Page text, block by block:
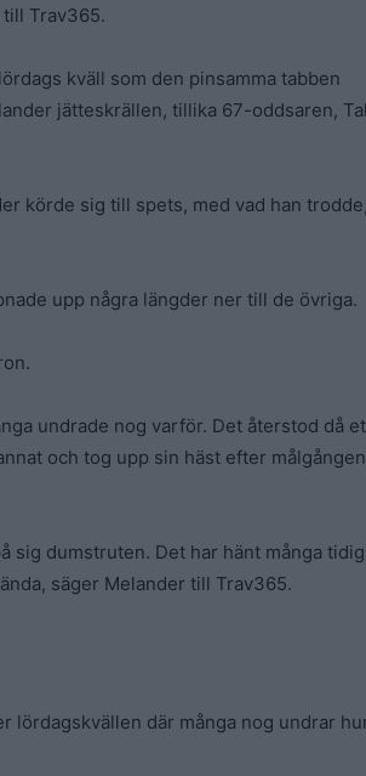
Trav365.
kväll som den pinsamma tabben
jätteskrällen, tillika 67-oddsaren,
körde sig till spets, med vad han
upp några längder ner till de övriga.
undrade nog varför. Det återstod då
och tog upp sin häst efter
sig dumstruten. Det har hänt många
säger Melander till Trav365.
lördagskvällen där många nog undrar